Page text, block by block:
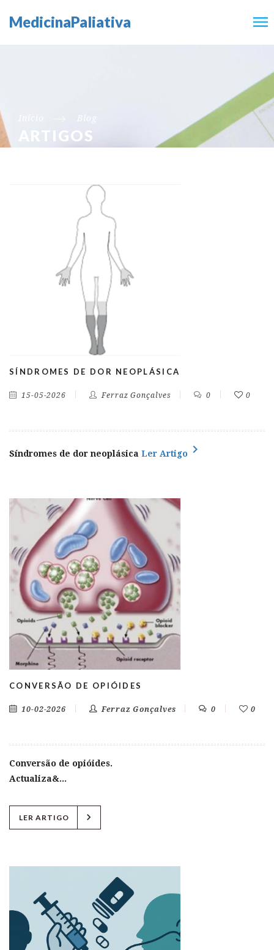
MedicinaPaliativa
Blog
ARTIGOS
SÍNDROMES DE DOR NEOPLÁSICA
15-05-2026 Ferraz Gonçalves 0 0
Síndromes de dor neoplásica Ler Artigo chevron_right
CONVERSÃO DE OPIÓIDES
10-02-2026 Ferraz Gonçalves 0 0
Conversão de opióides.
Actualiza&...
LER ARTIGO chevron_right